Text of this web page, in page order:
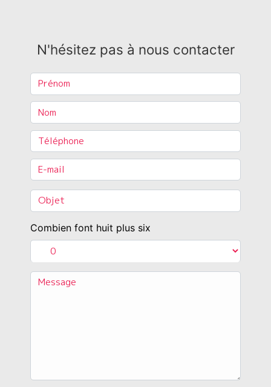
N'hésitez pas à nous contacter
Combien font huit plus six